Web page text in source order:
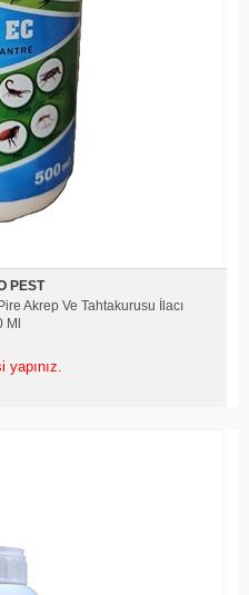
PEST
Akrep Ve Tahtakurusu İlacı
Ml